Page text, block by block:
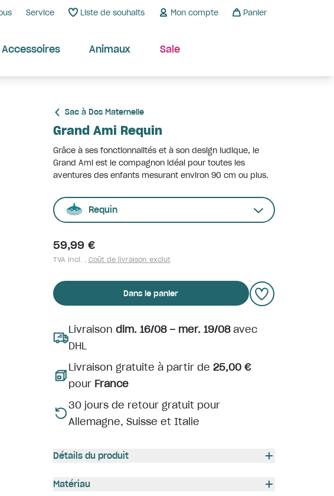
Service Liste de souhaits Mon compte Panier
Accessoires Animaux Sale
Sac à Dos Maternelle
Grand Ami Requin
Grâce à ses fonctionnalités et à son design ludique, le
Grand Ami est le compagnon idéal pour toutes les
aventures des enfants mesurant environ 90 cm ou plus.
Requin
59,99 €
TVA incl. , Coût de livraison exclut
Dans le panier
Livraison dim. 16/08 – mer. 19/08avec
DHL
Livraison gratuite à partir de 25,00 €
pour France
30 jours de retour gratuit pour
Allemagne, Suisse et Italie
Détails du produit
Matériau